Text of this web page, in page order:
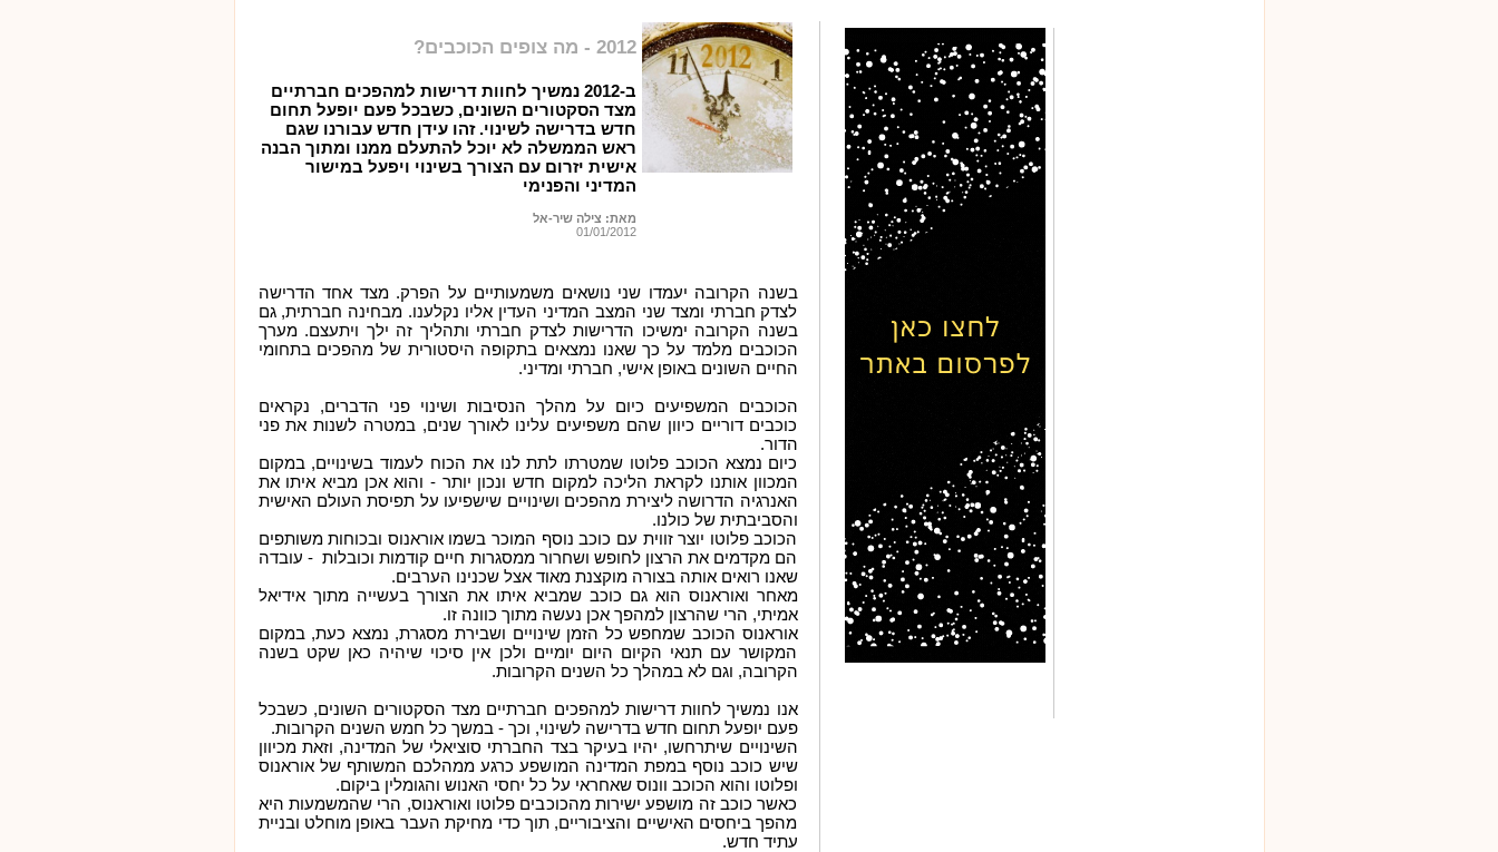
2012 - מה צופים הכוכבים?
ב-2012 נמשיך לחוות דרישות למהפכים חברתיים
מצד הסקטורים השונים, כשבכל פעם יופעל תחום
חדש בדרישה לשינוי. זהו עידן חדש עבורנו שגם
ראש הממשלה לא יוכל להתעלם ממנו ומתוך הבנה
אישית יזרום עם הצורך בשינוי ויפעל במישור
המדיני והפנימי
מאת: צילה שיר-אל
01/01/2012
בשנה הקרובה יעמדו שני נושאים משמעותיים על הפרק. מצד אחד הדרישה
לצדק חברתי ומצד שני המצב המדיני העדין אליו נקלענו. מבחינה חברתית, גם
בשנה הקרובה ימשיכו הדרישות לצדק חברתי ותהליך זה ילך ויתעצם. מערך
הכוכבים מלמד על כך שאנו נמצאים בתקופה היסטורית של מהפכים בתחומי
החיים השונים באופן אישי, חברתי ומדיני.
הכוכבים המשפיעים כיום על מהלך הנסיבות ושינוי פני הדברים, נקראים
כוכבים דוריים כיוון שהם משפיעים עלינו לאורך שנים, במטרה לשנות את פני
הדור.
כיום נמצא הכוכב פלוטו שמטרתו לתת לנו את הכוח לעמוד בשינויים, במקום
המכוון אותנו לקראת הליכה למקום חדש ונכון יותר - והוא אכן מביא איתו את
האנרגיה הדרושה ליצירת מהפכים ושינויים שישפיעו על תפיסת העולם האישית
והסביבתית של כולנו.
הכוכב פלוטו יוצר זווית עם כוכב נוסף המוכר בשמו אוראנוס ובכוחות משותפים
הם מקדמים את הרצון לחופש ושחרור ממסגרות חיים קודמות וכובלות - עובדה
שאנו רואים אותה בצורה מוקצנת מאוד אצל שכנינו הערבים.
מאחר ואוראנוס הוא גם כוכב שמביא איתו את הצורך בעשייה מתוך אידיאל
אמיתי, הרי שהרצון למהפך אכן נעשה מתוך כוונה זו.
אוראנוס הכוכב שמחפש כל הזמן שינויים ושבירת מסגרת, נמצא כעת, במקום
המקושר עם תנאי הקיום היום יומיים ולכן אין סיכוי שיהיה כאן שקט בשנה
הקרובה, וגם לא במהלך כל השנים הקרובות.
אנו נמשיך לחוות דרישות למהפכים חברתיים מצד הסקטורים השונים, כשבכל
פעם יופעל תחום חדש בדרישה לשינוי, וכך - במשך כל חמש השנים הקרובות.
השינויים שיתרחשו, יהיו בעיקר בצד החברתי סוציאלי של המדינה, וזאת מכיוון
שיש כוכב נוסף במפת המדינה המושפע כרגע ממהלכם המשותף של אוראנוס
ופלוטו והוא הכוכב וונוס שאחראי על כל יחסי האנוש והגומלין ביקום.
כאשר כוכב זה מושפע ישירות מהכוכבים פלוטו ואוראנוס, הרי שהמשמעות היא
מהפך ביחסים האישיים והציבוריים, תוך כדי מחיקת העבר באופן מוחלט ובניית
עתיד חדש.